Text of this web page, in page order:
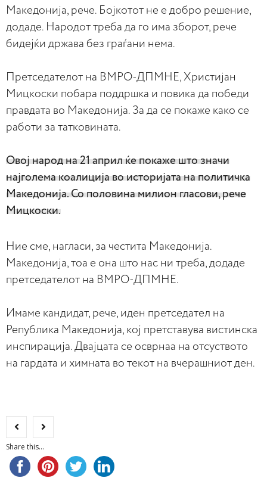
Македонија, рече. Бојкотот не е добро решение,
додаде. Народот треба да го има зборот, рече
бидејќи држава без граѓани нема.
Претседателот на ВМРО-ДПМНЕ, Христијан
Мицкоски побара поддршка и повика да победи
правдата во Македонија. За да се покаже како се
работи за татковината.
Овој народ на 21 април ќе покаже што значи
најголема коалиција во историјата на политичка
Македонија. Со половина милион гласови, рече
Мицкоски.
Ние сме, нагласи, за честита Македонија.
Македонија, тоа е она што нас ни треба, додаде
претседателот на ВМРО-ДПМНЕ.
Имаме кандидат, рече, иден претседател на
Република Македонија, кој претставува вистинска
инспирација. Двајцата се осврнаа на отсуството
на гардата и химната во текот на вчерашниот ден.
Share this...